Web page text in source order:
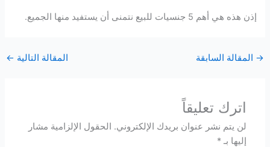
إذن هذه هي أهم 5 جنسيات للبيع نتمنى أن يستفيد منها الجميع.
→ المقالة السابقة المقالة التالية ←
اترك تعليقاً
لن يتم نشر عنوان بريدك الإلكتروني. الحقول الإلزامية مشار
إليها بـ*